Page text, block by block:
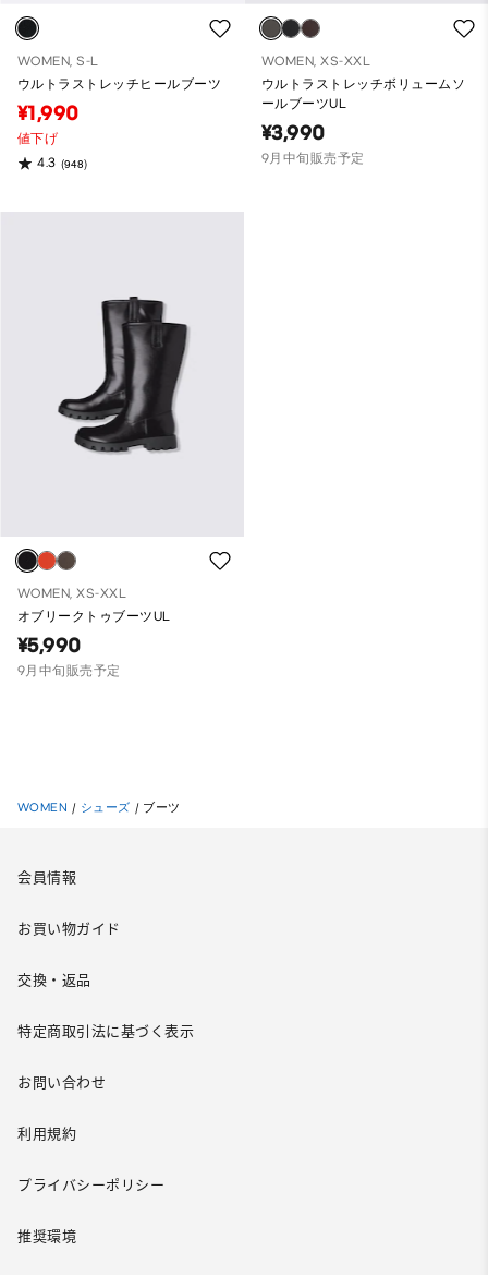
WOMEN, S-L
ウルトラストレッチヒールブーツ
¥1,990
値下げ
4.3 (948)
WOMEN, XS-XXL
ウルトラストレッチボリュームソ
ールブーツUL
¥3,990
9月中旬販売予定
WOMEN, XS-XXL
オブリークトゥブーツUL
¥5,990
9月中旬販売予定
WOMEN / シューズ / ブーツ
会員情報
お買い物ガイド
交換・返品
特定商取引法に基づく表示
お問い合わせ
利用規約
プライバシーポリシー
推奨環境